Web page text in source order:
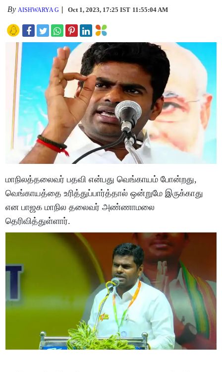
By AISHWARYA G Oct 1, 2023, 17:25 IST 11:55:04 AM
மாநிலத்தலைவர் பதவி என்பது வெங்காயம் போன்றது,
வெங்காயத்தை உரித்துப்பார்த்தால் ஒன்றுமே இருக்காது
என பாஜக மாநில தலைவர் அண்ணாமலை
தெரிவித்துள்ளார்.